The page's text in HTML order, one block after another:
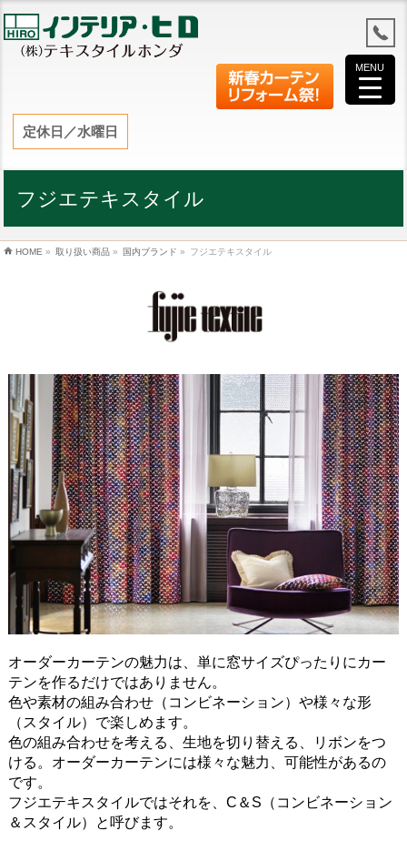
定休日／水曜日
フジエテキスタイル
HOME » 取り扱い商品 » 国内ブランド » フジエテキスタイル
オーダーカーテンの魅力は、単に窓サイズぴったりにカー
テンを作るだけではありません。
色や素材の組み合わせ（コンビネーション）や様々な形
（スタイル）で楽しめます。
色の組み合わせを考える、生地を切り替える、リボンをつ
ける。オーダーカーテンには様々な魅力、可能性があるの
です。
フジエテキスタイルではそれを、C＆S（コンビネーション
＆スタイル）と呼びます。
MENU